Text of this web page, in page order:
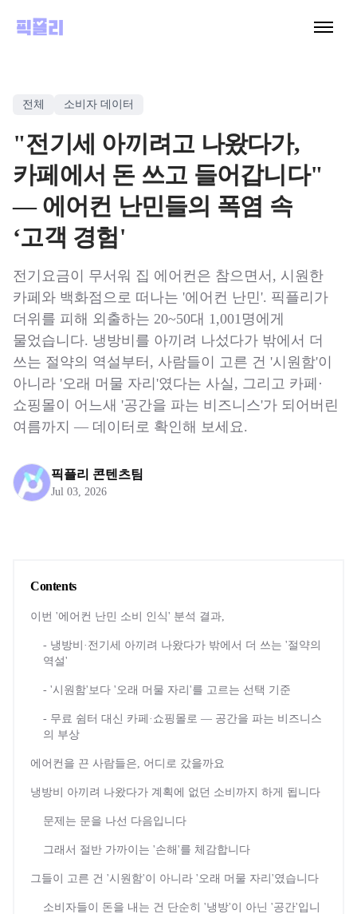
전체 소비자 데이터
"전기세 아끼려고 나왔다가,
카페에서 돈 쓰고 들어갑니다"
— 에어컨 난민들의 폭염 속
‘고객 경험'
전기요금이 무서워 집 에어컨은 참으면서, 시원한
카페와 백화점으로 떠나는 '에어컨 난민'. 픽플리가
더위를 피해 외출하는 20~50대 1,001명에게
물었습니다. 냉방비를 아끼려 나섰다가 밖에서 더
쓰는 절약의 역설부터, 사람들이 고른 건 '시원함'이
아니라 '오래 머물 자리'였다는 사실, 그리고 카페·
쇼핑몰이 어느새 '공간을 파는 비즈니스'가 되어버린
여름까지 — 데이터로 확인해 보세요.
픽플리 콘텐츠팀
Jul 03, 2026
Contents
이번 '에어컨 난민 소비 인식' 분석 결과,
- 냉방비·전기세 아끼려 나왔다가 밖에서 더 쓰는 '절약의
역설'
- '시원함'보다 '오래 머물 자리'를 고르는 선택 기준
- 무료 쉼터 대신 카페·쇼핑몰로 — 공간을 파는 비즈니스
의 부상
에어컨을 끈 사람들은, 어디로 갔을까요
냉방비 아끼려 나왔다가 계획에 없던 소비까지 하게 됩니다
문제는 문을 나선 다음입니다
그래서 절반 가까이는 '손해'를 체감합니다
그들이 고른 건 '시원함'이 아니라 '오래 머물 자리'였습니다
소비자들이 돈을 내는 건 단순히 '냉방'이 아닌 '공간'입니